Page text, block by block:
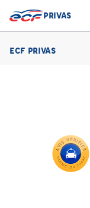
PRIVAS
ECF PRIVAS